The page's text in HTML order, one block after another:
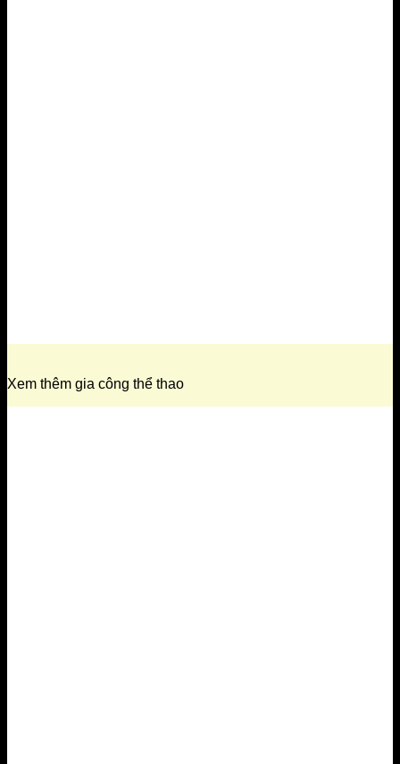
Xem thêm gia công thể thao